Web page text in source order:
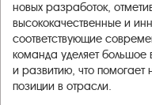
новых разработок,
высококачественные и
соответствующие
команда уделяет
и развитию, что помогает
позиции в отрасли.